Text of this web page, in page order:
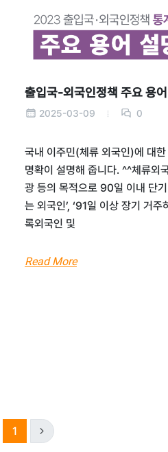
출입국-외국인정책 주요 용
2025-03-09 0
국내 이주민(체류 외국인)에 대
명확이 설명해 줍니다. ^^체류외
광 등의 목적으로 90일 이내 단
는 외국인’, ‘91일 이상 장기 거주
록외국인 및
Read More
1